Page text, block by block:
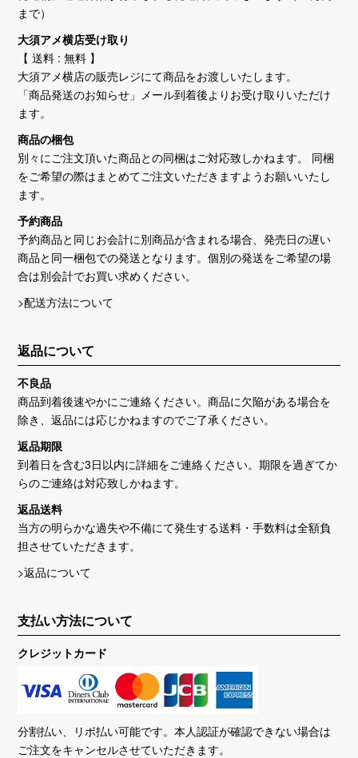
まで）
大須アメ横店受け取り
【 送料 : 無料 】
大須アメ横店の販売レジにて商品をお渡しいたします。
「商品発送のお知らせ」メール到着後よりお受け取りいただけ
ます。
商品の梱包
別々にご注文頂いた商品との同梱はご対応致しかねます。 同梱
をご希望の際はまとめてご注文いただきますようお願いいたし
ます。
予約商品
予約商品と同じお会計に別商品が含まれる場合、発売日の遅い
商品と同一梱包での発送となります。個別の発送をご希望の場
合は別会計でお買い求めください。
>配送方法について
返品について
不良品
商品到着後速やかにご連絡ください。商品に欠陥がある場合を
除き、返品には応じかねますのでご了承ください。
返品期限
到着日を含む3日以内に詳細をご連絡ください。期限を過ぎてか
らのご連絡は対応致しかねます。
返品送料
当方の明らかな過失や不備にて発生する送料・手数料は全額負
担させていただきます。
>返品について
支払い方法について
クレジットカード
分割払い、リボ払い可能です。本人認証が確認できない場合は
ご注文をキャンセルさせていただきます。